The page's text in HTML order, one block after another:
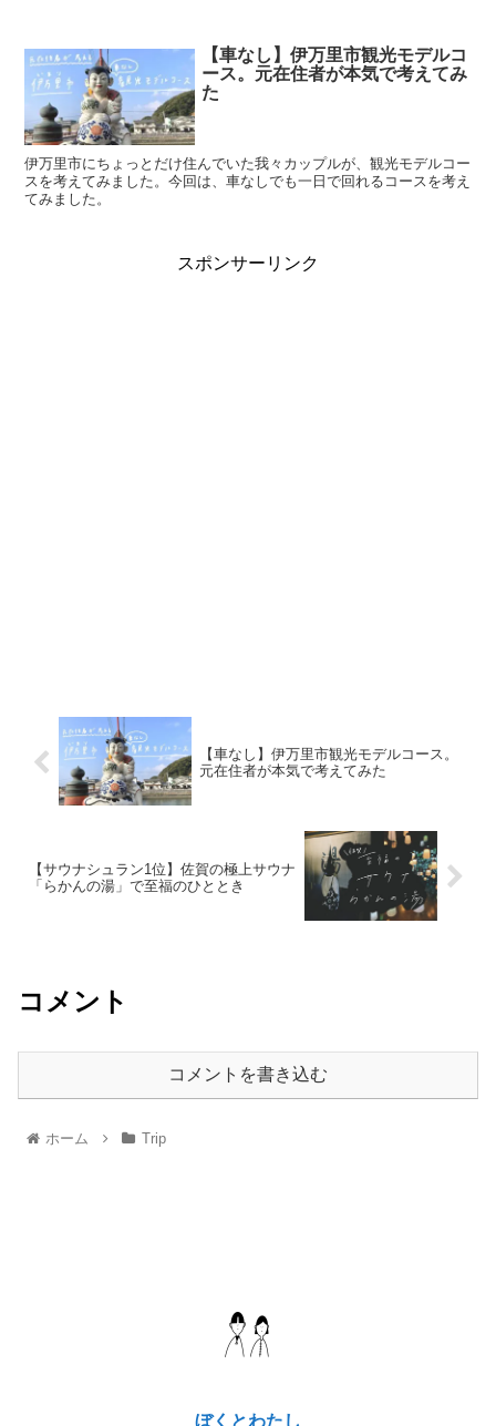
【車なし】伊万里市観光モデルコ
ース。元在住者が本気で考えてみ
た
伊万里市にちょっとだけ住んでいた我々カップルが、観光モデルコー
スを考えてみました。今回は、車なしでも一日で回れるコースを考え
てみました。
スポンサーリンク
【車なし】伊万里市観光モデルコース。
元在住者が本気で考えてみた
【サウナシュラン1位】佐賀の極上サウナ
「らかんの湯」で至福のひととき
コメント
コメントを書き込む
ホーム Trip
ぼくとわたし